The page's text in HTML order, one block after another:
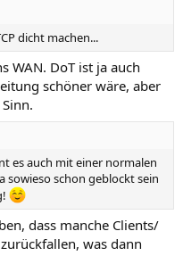
dicht machen...
WAN. DoT ist ja auch
schöner wäre, aber
es auch mit einer normalen
sowieso schon geblockt sein
dass manche Clients/
was dann